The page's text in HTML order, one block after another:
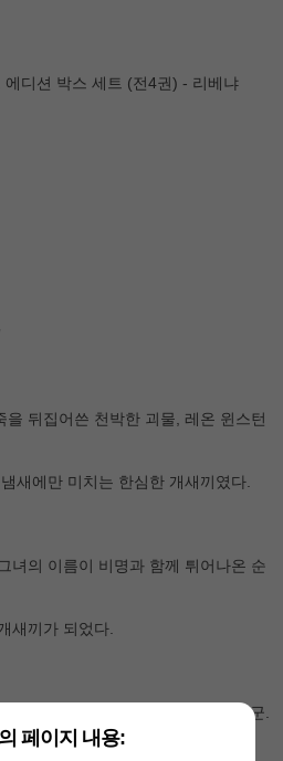
디션 박스 세트 (전4권) - 리베냐
뒤집어쓴 천박한 괴물, 레온 윈스턴
새에만 미치는 한심한 개새끼였다.
녀의 이름이 비명과 함께 튀어나온 순
새끼가 되었다.
았는데. 이젠 참을 필요가 없게 됐군.
페이지 내용: